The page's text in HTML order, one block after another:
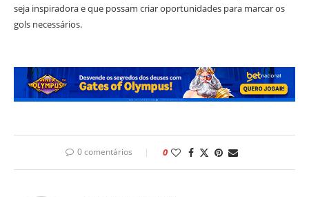
seja inspiradora e que possam criar oportunidades para marcar os
gols necessários.
0 comentários 0